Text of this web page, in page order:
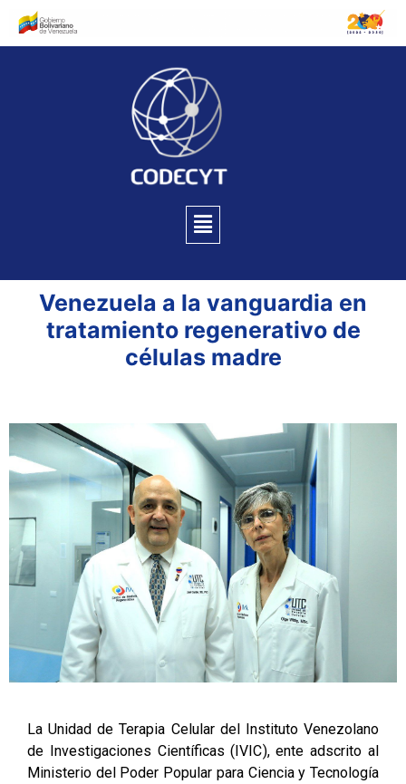
Venezuela a la vanguardia en
tratamiento regenerativo de
células madre
La Unidad de Terapia Celular del Instituto Venezolano
de Investigaciones Científicas (IVIC), ente adscrito al
Ministerio del Poder Popular para Ciencia y Tecnología